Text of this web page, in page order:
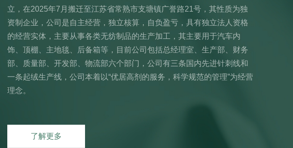
立，在2025年7月搬迁至江苏省常熟市支塘镇广誉路21号，其性质为独
资制企业，公司是自主经营，独立核算，自负盈亏，具有独立法人资格
的经营实体，主要从事各类无纺制品的生产加工，其主要用于汽车内
饰、顶棚、主地毯、后备箱等，目前公司包括总经理室、生产部、财务
部、质量部、开发部、物流部六个部门，公司有三条国内先进针刺线和
一条起绒生产线，公司本着以“优居高剂的服务，科学规范的管理”为经营
理念。
了解更多